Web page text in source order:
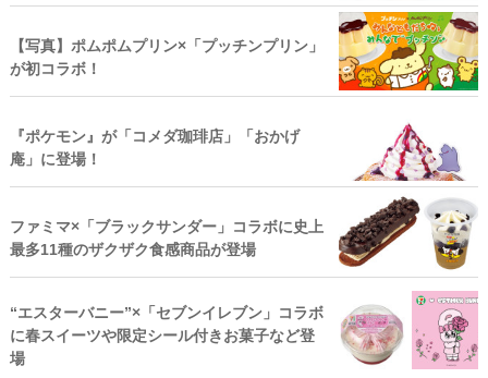
【写真】ポムポムプリン×「プッチンプリン」
が初コラボ！
『ポケモン』が「コメダ珈琲店」「おかげ
庵」に登場！
ファミマ×「ブラックサンダー」コラボに史上
最多11種のザクザク食感商品が登場
“エスターバニー”×「セブンイレブン」コラボ
に春スイーツや限定シール付きお菓子など登
場